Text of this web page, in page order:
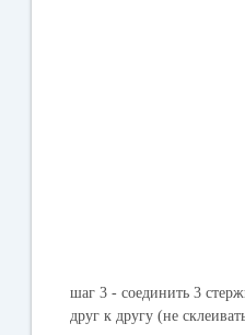
шаг 3 - соединить 3
друг к другу (не